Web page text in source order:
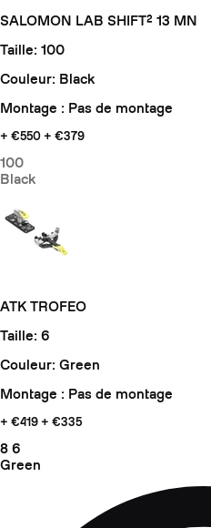
SALOMON LAB SHIFT² 13 MN
Taille: 100
Couleur: Black
Montage : Pas de montage
+ €550 + €379
100
Black
ATK TROFEO
Taille: 6
Couleur: Green
Montage : Pas de montage
+ €419 + €335
8 6
Green